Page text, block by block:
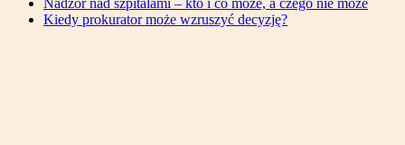
Nadzór nad szpitalami – kto i co może, a czego nie może
Kiedy prokurator może wzruszyć decyzję?